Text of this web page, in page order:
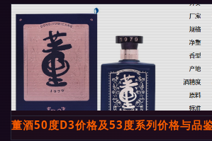
董酒50度D3价格及53度系列价格与品